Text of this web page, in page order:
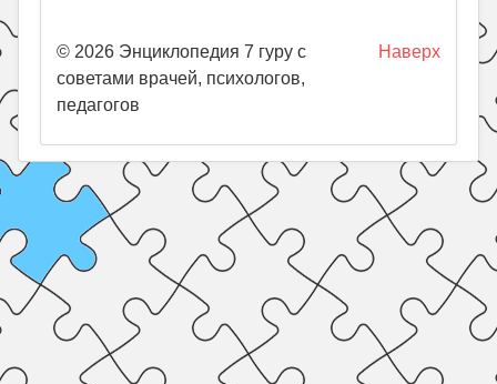
Наверх
© 2026 Энциклопедия 7 гуру с
советами врачей, психологов,
педагогов